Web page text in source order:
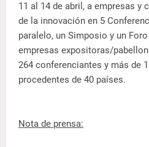
11 al 14 de abril, a empresas y
de la innovación en 5
paralelo, un Simposio y un
empresas expositoras/
264 conferenciantes y más de
procedentes de 40 países.
Nota de prensa: